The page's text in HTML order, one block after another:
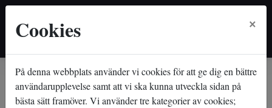
Hem Lediga lägenheter Objektsdetalj
Objektsdetalj
Cookies ×
På denna webbplats använder vi cookies för att ge dig en bättre
användarupplevelse samt att vi ska kunna utveckla sidan på
bästa sätt framöver. Vi använder tre kategorier av cookies;